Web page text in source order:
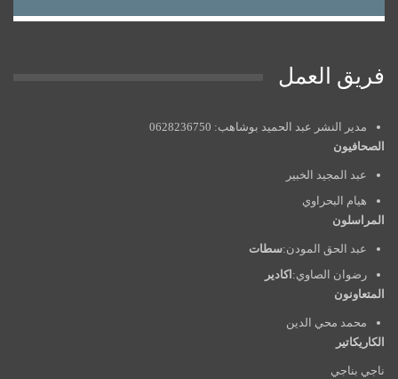
فريق العمل
مدير النشر عبد الحميد بوشاهب: 0628236750
الصحافيون
عبد المجيد الخبير
هيام البحراوي
المراسلون
عبد الحق المودن:سطات
رضوان الصاوي: اكادير
المتعاونون
محمد محي الدين
الكاريكاتير
ناجي بناجي